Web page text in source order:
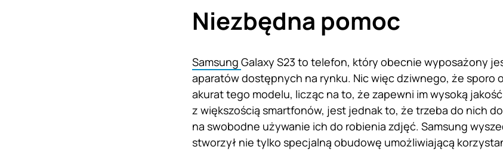
Niezbędna pomoc
Samsung Galaxy S23 to telefon, który obecnie wyposażony
aparatów dostępnych na rynku. Nic więc dziwnego, że sporo
akurat tego modelu, licząc na to, że zapewni im wysoką
z większością smartfonów, jest jednak to, że trzeba do nich
na swobodne używanie ich do robienia zdjęć. Samsung
stworzył nie tylko specjalną obudowę umożliwiającą